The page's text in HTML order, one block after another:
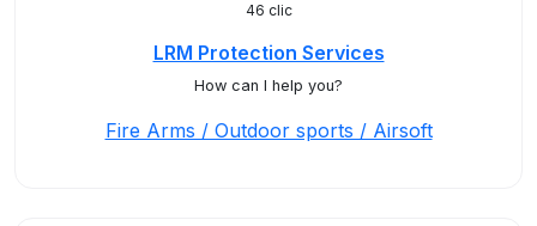
46 clic
LRM Protection Services
How can I help you?
Fire Arms / Outdoor sports / Airsoft